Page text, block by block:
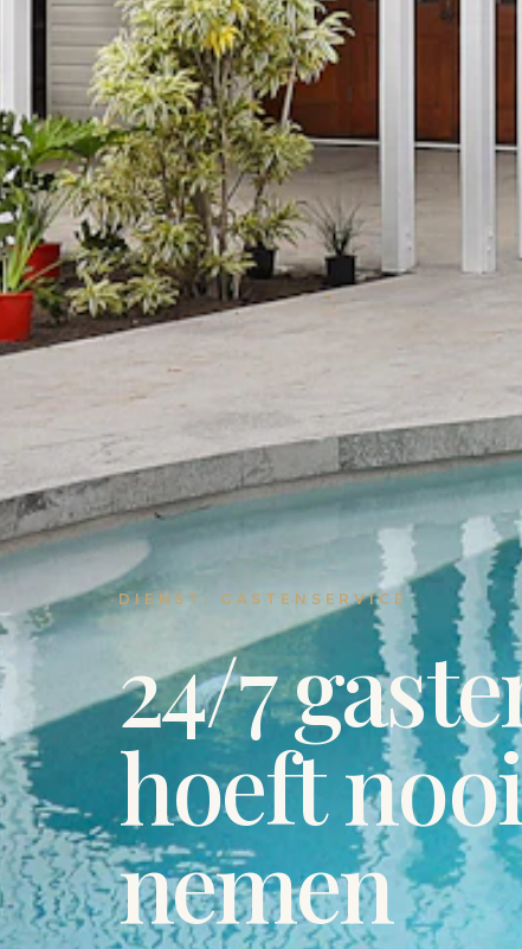
DIENST: GASTENSERVICE
24/7
hoeft
nemen